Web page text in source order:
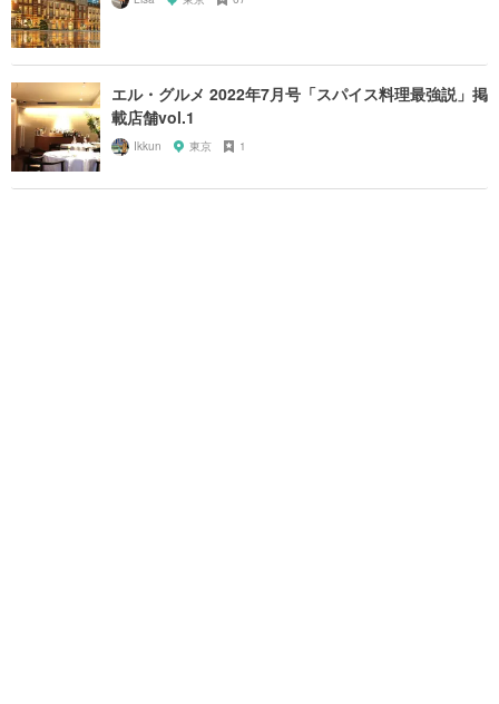
エル・グルメ 2022年7月号「スパイス料理最強説」掲
載店舗vol.1
Ikkun 東京 1